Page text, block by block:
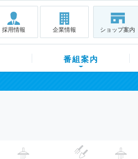
採用情報 企業情報 ショップ案内
番組案内